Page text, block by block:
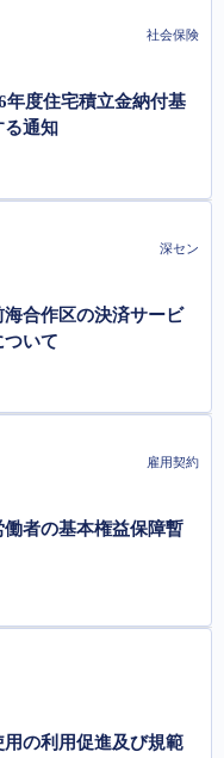
社会保険
年度住宅積立金納付基
る通知
深セン
合作区の決済サービ
ついて
雇用契約
者の基本権益保障暫
の利用促進及び規範